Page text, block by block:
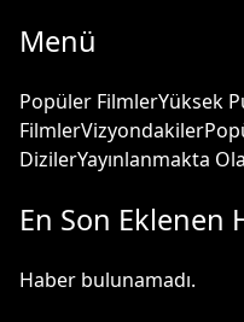
Menü
Popüler FilmlerYüksek
FilmlerVizyondakiler
DizilerYayınlanmakta
En Son Eklenen
Haber bulunamadı.